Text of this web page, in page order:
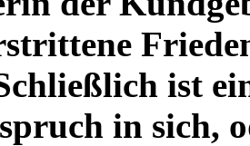
ist
in sich,